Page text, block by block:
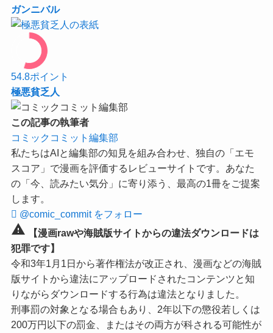
ガンニバル
54.8ポイント
極悪貧乏人
この記事の執筆者
コミックコミット編集部
私たちはAIと編集部の知見を組み合わせ、独自の「エモ
スコア」で漫画を評価するレビューサイトです。あなた
の「今、読みたい気分」に寄り添う、最高の1冊をご提案
します。
@comic_commit をフォロー
warning
【漫画rawや海賊版サイトからの違法ダウンロードは
犯罪です】
令和3年1月1日から著作権法が改正され、漫画などの海賊
版サイトから違法にアップロードされたコンテンツと知
りながらダウンロードする行為は違法となりました。
刑事罰の対象となる場合もあり、2年以下の懲役若しくは
200万円以下の罰金、またはその両方が科される可能性が